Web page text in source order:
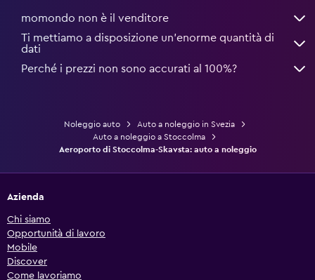
momondo non è il venditore
Ti mettiamo a disposizione un’enorme quantità di
dati
Perché i prezzi non sono accurati al 100%?
Noleggio auto
Auto a noleggio in Svezia
Auto a noleggio a Stoccolma
Aeroporto di Stoccolma-Skavsta: auto a noleggio
Azienda
Chi siamo
Opportunità di lavoro
Mobile
Discover
Come lavoriamo